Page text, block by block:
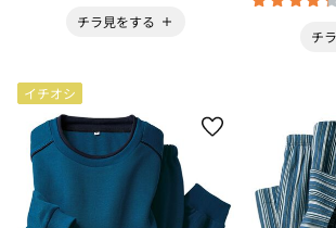
チラ見をする
チ
イチオシ